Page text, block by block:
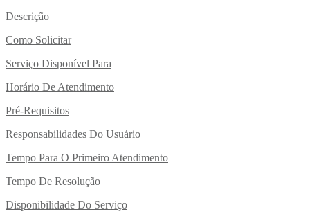
Descrição
Como Solicitar
Serviço Disponível Para
Horário De Atendimento
Pré-Requisitos
Responsabilidades Do Usuário
Tempo Para O Primeiro Atendimento
Tempo De Resolução
Disponibilidade Do Serviço